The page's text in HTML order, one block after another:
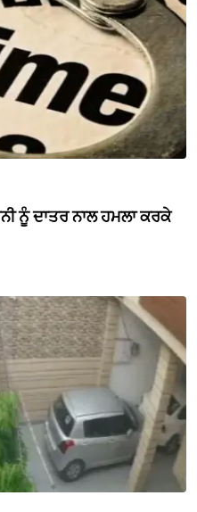
ਨੂੰ ਦਾਤਰ ਨਾਲ ਹਮਲਾ ਕਰਕੇ